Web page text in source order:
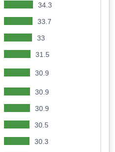
34.3
33.7
33
31.5
30.9
30.9
30.9
30.5
30.3